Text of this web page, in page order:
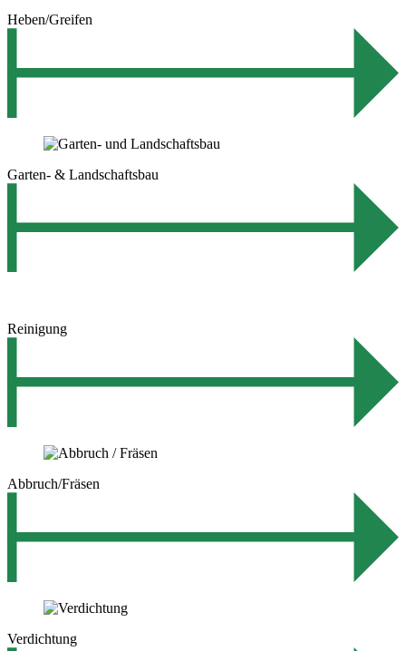
Heben/Greifen
Garten- & Landschaftsbau
Reinigung
Abbruch/Fräsen
Verdichtung